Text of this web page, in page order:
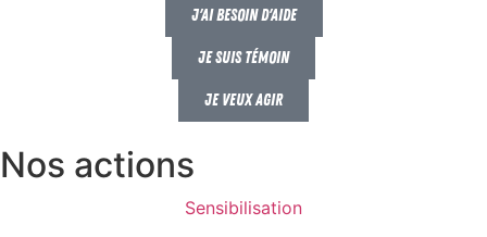
J'ai besoin d'aide
Je suis témoin
Je veux agir
Nos actions
Sensibilisation